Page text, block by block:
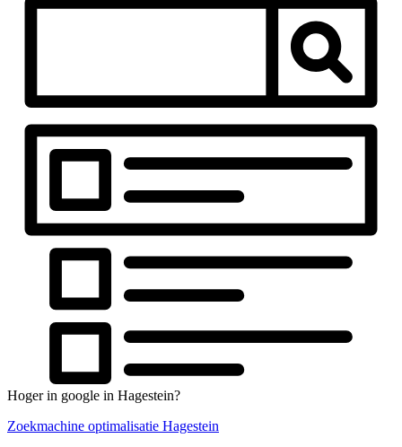
Hoger in google in Hagestein?
Zoekmachine optimalisatie Hagestein